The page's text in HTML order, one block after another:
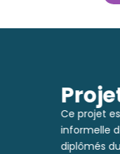
Ce projet
informelle
diplômés